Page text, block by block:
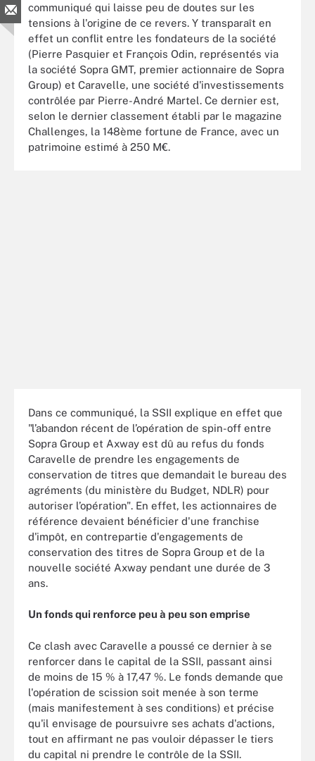
communiqué qui laisse peu de doutes sur les
tensions à l'origine de ce revers. Y transparaît en
effet un conflit entre les fondateurs de la société
(Pierre Pasquier et François Odin, représentés via
la société Sopra GMT, premier actionnaire de Sopra
Group) et Caravelle, une société d'investissements
contrôlée par Pierre-André Martel. Ce dernier est,
selon le dernier classement établi par le magazine
Challenges, la 148ème fortune de France, avec un
patrimoine estimé à 250 M€.
Dans ce communiqué, la SSII explique en effet que
"l’abandon récent de l’opération de spin-off entre
Sopra Group et Axway est dû au refus du fonds
Caravelle de prendre les engagements de
conservation de titres que demandait le bureau des
agréments (du ministère du Budget, NDLR) pour
autoriser l’opération". En effet, les actionnaires de
référence devaient bénéficier d'une franchise
d'impôt, en contrepartie d'engagements de
conservation des titres de Sopra Group et de la
nouvelle société Axway pendant une durée de 3
ans.
Un fonds qui renforce peu à peu son emprise
Ce clash avec Caravelle a poussé ce dernier à se
renforcer dans le capital de la SSII, passant ainsi
de moins de 15 % à 17,47 %. Le fonds demande que
l'opération de scission soit menée à son terme
(mais manifestement à ses conditions) et précise
qu'il envisage de poursuivre ses achats d'actions,
tout en affirmant ne pas vouloir dépasser le tiers
du capital ni prendre le contrôle de la SSII.